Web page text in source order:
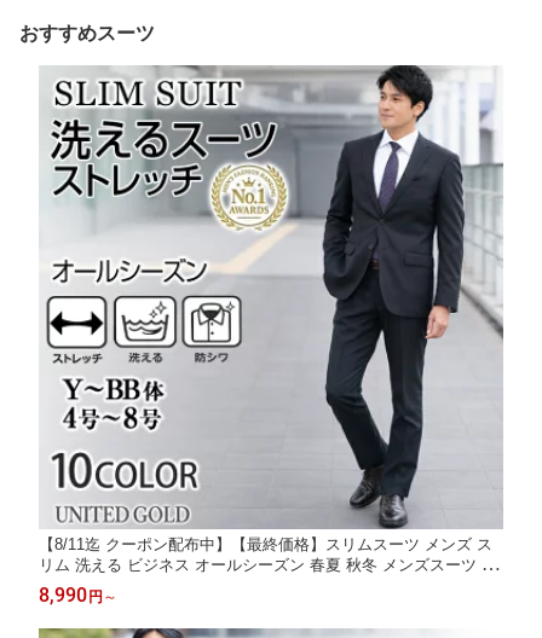
ブル 洗える ワンタック
激安 安い 卒業式 入学式
卒園式 入園式 入社式
【スーツ2着でクーポン
値引き 対象商品】
ーズン セレモニー パー
ティー 30代 40代 50代 6
0代
おすすめスーツ
【8/11迄 クーポン配布中】【最終価格】スリムスーツ メンズ ス
リム 洗える ビジネス オールシーズン 春夏 秋冬 メンズスーツ ビ
ジネス ウォッシャブル ノータック 激安 安い A体 AB体 BB体 卒
業式 入学式 入社式 就活 面接【スーツ2着でクーポン値引き 対象
商品】
8,990 円 ～